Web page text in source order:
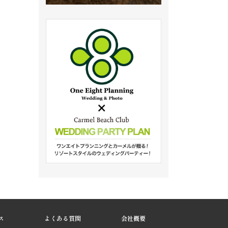
よくある質問 会社概要